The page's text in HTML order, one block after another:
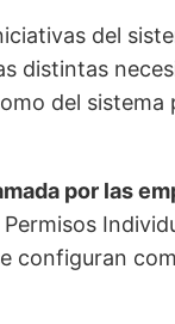
del
distintas
del sistema
por las
Permisos
configuran